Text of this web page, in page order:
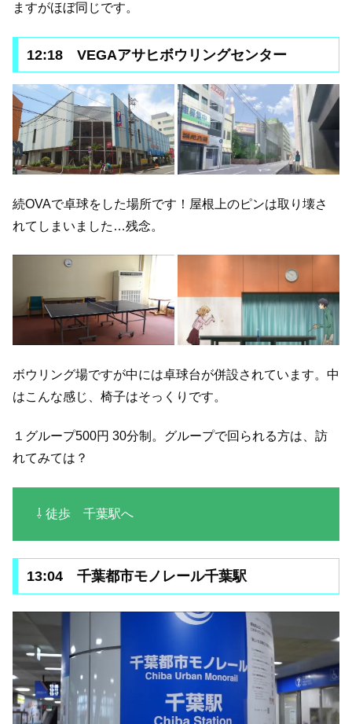
ますがほぼ同じです。
12:18 VEGAアサヒボウリングセンター
続OVAで卓球をした場所です！屋根上のピンは取り壊さ
れてしまいました…残念。
ボウリング場ですが中には卓球台が併設されています。中
はこんな感じ、椅子はそっくりです。
１グループ500円 30分制。グループで回られる方は、訪
れてみては？
⇩ 徒歩 千葉駅へ
13:04 千葉都市モノレール千葉駅